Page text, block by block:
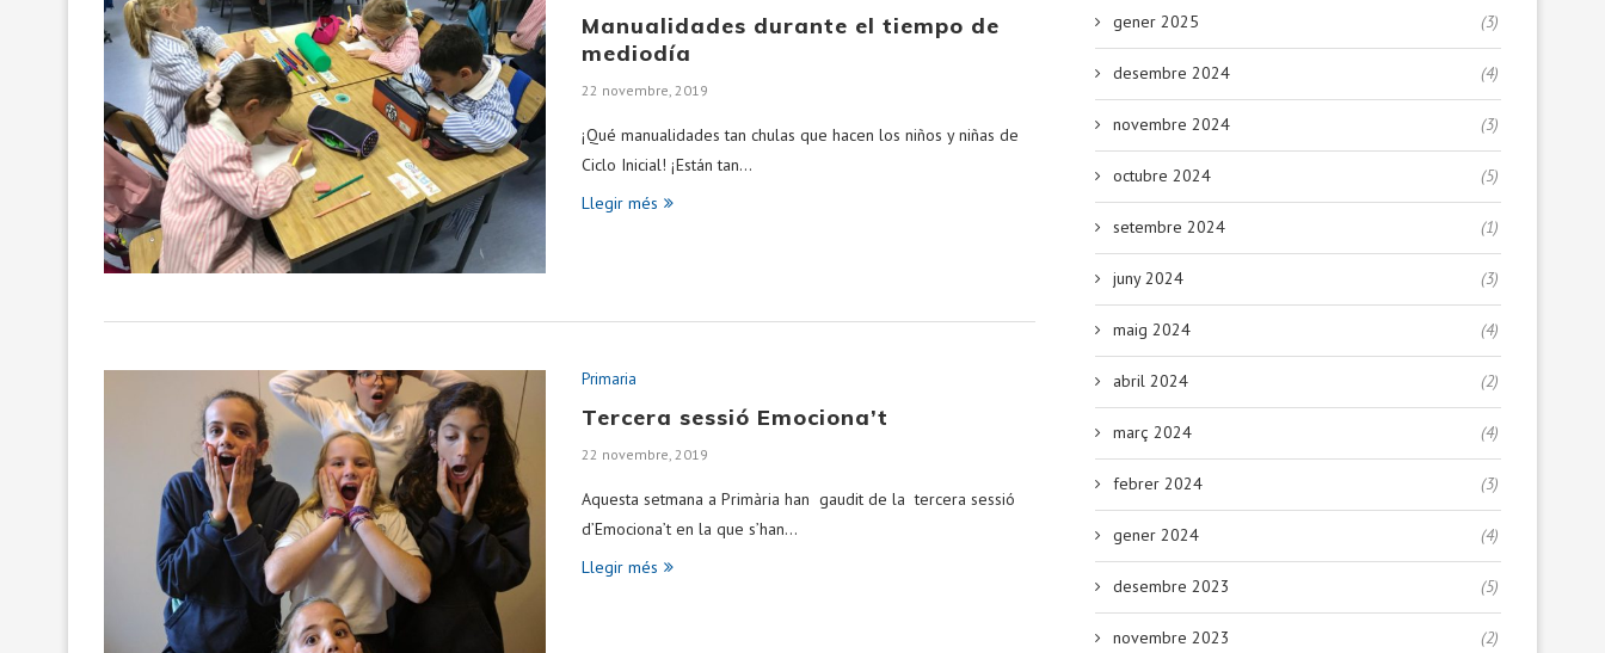
Manualidades durante el tiempo de
mediodía
22 novembre, 2019
¡Qué manualidades tan chulas que hacen los niños y niñas de
Ciclo Inicial! ¡Están tan…
Llegir més
Primaria
Tercera sessió Emociona’t
22 novembre, 2019
Aquesta setmana a Primària han gaudit de la tercera sessió
d’Emociona’t en la que s’han…
Llegir més
gener 2025 (3)
desembre 2024 (4)
novembre 2024 (3)
octubre 2024 (5)
setembre 2024 (1)
juny 2024 (3)
maig 2024 (4)
abril 2024 (2)
març 2024 (4)
febrer 2024 (3)
gener 2024 (4)
desembre 2023 (5)
novembre 2023 (2)